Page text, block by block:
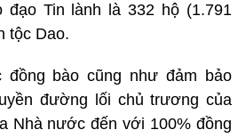
đạo Tin lành là 332 hộ (1.791
tộc Dao.
bào cũng như đảm bảo
đường lối chủ trương của
Nhà nước đến với 100% đồng